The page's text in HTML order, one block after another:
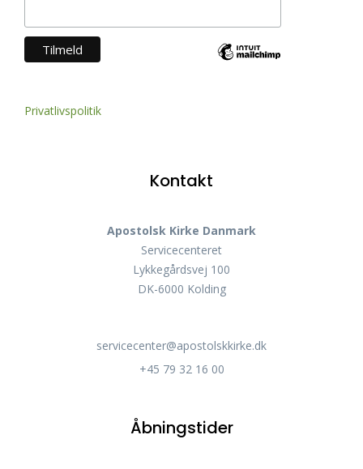
Privatlivspolitik
Kontakt
Apostolsk Kirke Danmark
Servicecenteret
Lykkegårdsvej 100
DK-6000 Kolding
servicecenter@apostolskkirke.dk
+45 79 32 16 00
Åbningstider